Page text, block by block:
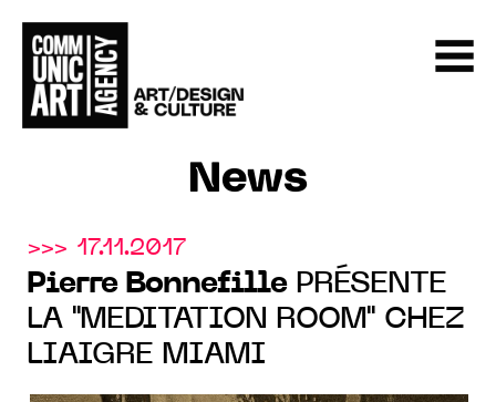
News
>>> 17.11.2017
Pierre BonnefillePRÉSENTE
LA "MEDITATION ROOM" CHEZ
LIAIGRE MIAMI